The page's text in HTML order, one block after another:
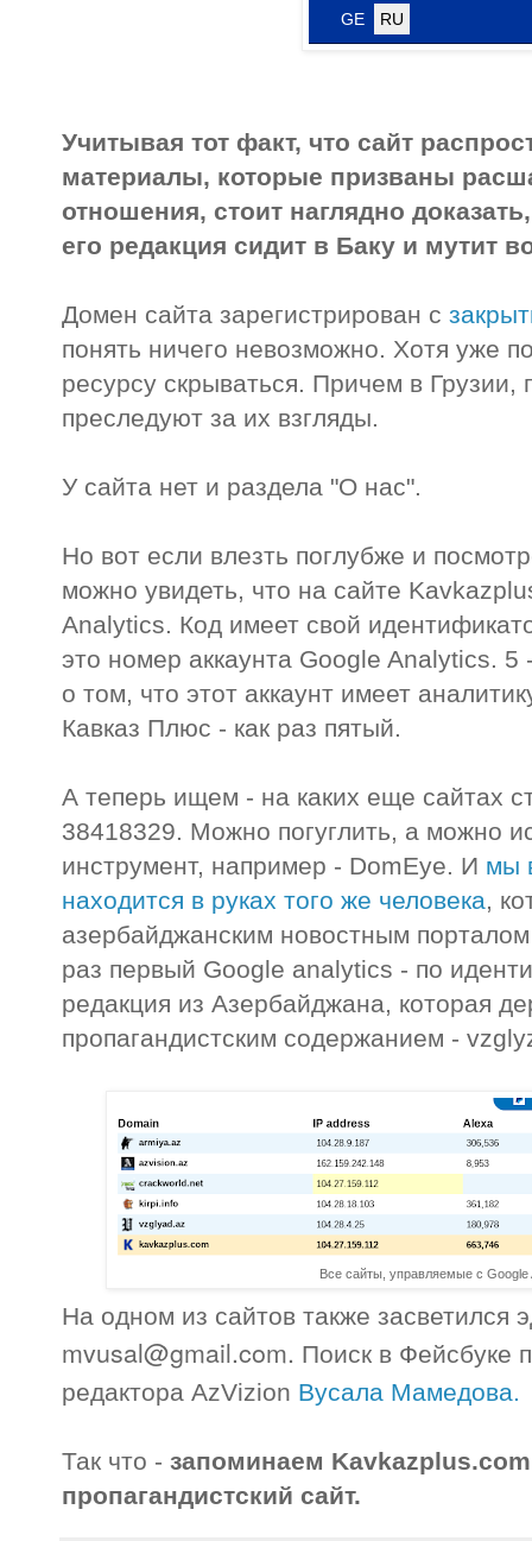
Учитывая тот факт, что сайт
материалы, которые призваны
отношения, стоит наглядно
его редакция сидит в Баку и мутит
Домен сайта зарегистрирован с
понять ничего невозможно. Хотя уже
ресурсу скрываться. Причем в Грузии,
преследуют за их взгляды.
У сайта нет и раздела "О нас".
Но вот если влезть поглубже и
можно увидеть, что на сайте
Analytics. Код имеет свой
это номер аккаунта Google Analytics.
о том, что этот аккаунт имеет
Кавказ Плюс - как раз пятый.
А теперь ищем - на каких еще сайтах
38418329. Можно погуглить, а можно
инструмент, например - DomEye. И мы
находится в руках того же человека,
азербайджанским новостным
раз первый Google analytics - по
редакция из Азербайджана, которая
пропагандистским содержанием -
Все сайты, управляемые с Google
На одном из сайтов также засветился
mvusal@gmail.com. Поиск в Фейсбуке
редактора AzVizion Вусала Мамедова.
Так что - запоминаем
пропагандистский сайт.